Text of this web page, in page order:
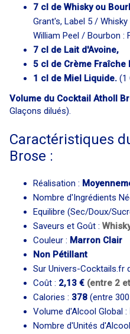
7 cl de Whisky ou
Grant's, Label 5 /
William Peel / Bourbon :
7 cl de Lait d'Avoine,
5 cl de Crème Fraîche
1 cl de Miel Liquide. (1
Volume du Cocktail Atholl
Glaçons dilués).
Caractéristiques
Brose :
Réalisation :
Nombre d'Ingrédients
Equilibre (Sec/Doux/
Saveurs et Goût :
Couleur : Marron Clair
Non Pétillant
Sur Univers-Cocktails.fr
Coût : 2,13 € (entre 2
Calories : 378 (entre
Volume d'Alcool Global :
Nombre d'Unités